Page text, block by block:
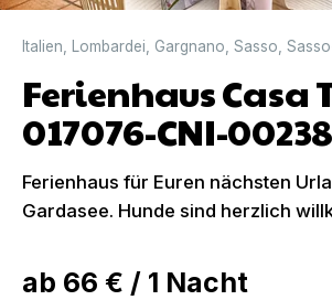
Italien Lombardei Gargnano Sasso
Ferienhaus Casa
017076-CNI-00238
Ferienhaus für Euren nächsten
Gardasee. Hunde sind herzlich
ab 66 € / 1 Nacht